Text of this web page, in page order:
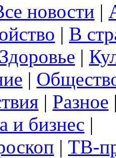
новости |
| В
Здоровье |
|
| Разное
и бизнес |
| ТВ-